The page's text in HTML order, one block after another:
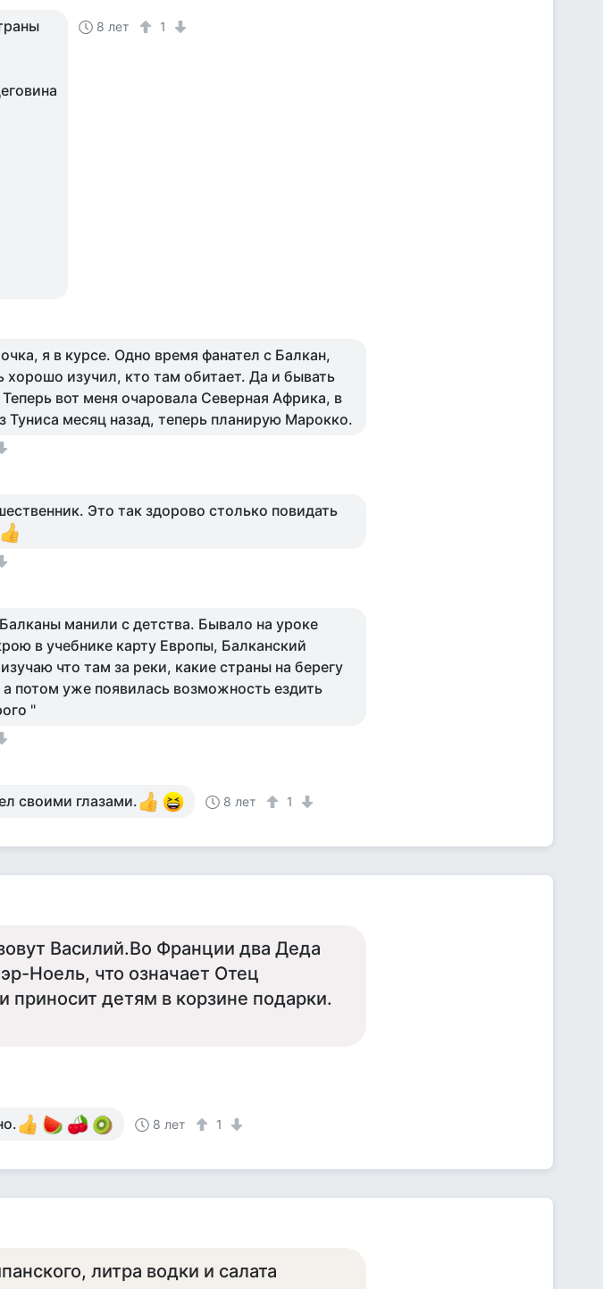
8 лет 1
я в курсе. Одно время фанател с Балкан,
хорошо изучил, кто там обитает. Да и бывать
вот меня очаровала Северная Африка, в
Туниса месяц назад, теперь планирую Марокко.
Это так здорово столько повидать
манили с детства. Бывало на уроке
в учебнике карту Европы, Балканский
что там за реки, какие страны на берегу
потом уже появилась возможность ездить
"
своими глазами. 8 лет 1
Василий.Во Франции два Деда
Ноель, что означает Отец
детям в корзине подарки.
8 лет 1
литра водки и салата